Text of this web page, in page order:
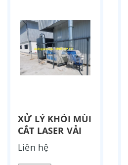
XỬ LÝ KHÓI MÙI
CẮT LASER VẢI
Liên hệ